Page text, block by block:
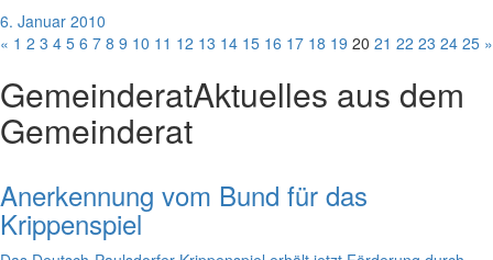
6. Januar 2010
« 1 2 3 4 5 6 7 8 9 10 11 12 13 14 15 16 17 18 19 20 21 22 23 24 25 »
GemeinderatAktuelles aus dem
Gemeinderat
Anerkennung vom Bund für das
Krippenspiel